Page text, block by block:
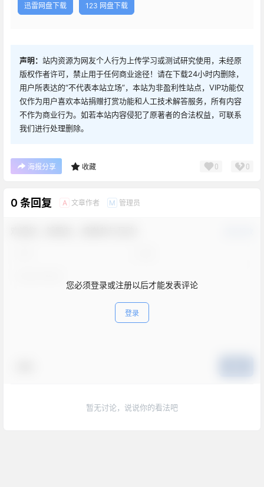
迅雷网盘下载 123 网盘下载
声明： 站内资源为网友个人行为上传学习或测试研究使用，未经原
版权作者许可，禁止用于任何商业途径！请在下载24小时内删除，
用户所表达的“不代表本站立场”，本站为非盈利性站点，VIP功能仅
仅作为用户喜欢本站捐赠打赏功能和人工技术解答服务，所有内容
不作为商业行为。如若本站内容侵犯了原著者的合法权益，可联系
我们进行处理删除。
海报分享 收藏 0 0
0 条回复 A 文章作者 M 管理员
您必须登录或注册以后才能发表评论
登录
暂无讨论，说说你的看法吧